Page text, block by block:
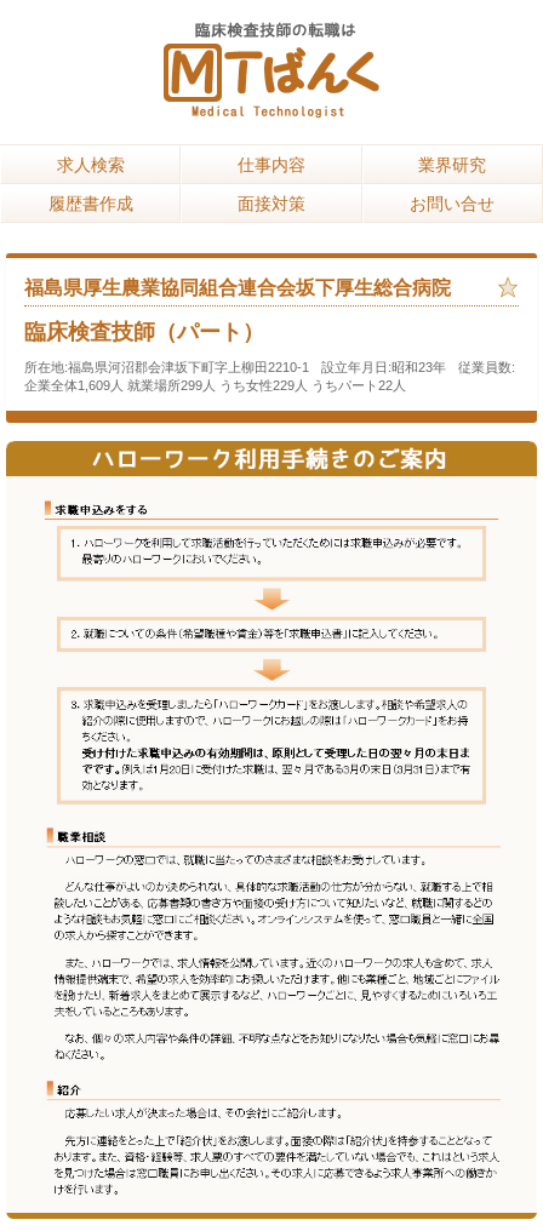
求人検索
求人検索 仕事内容
仕事内容 業界研究
業界研究
履歴書作成
履歴書作成 面接対策
面接対策 お問い合せ
お問い合せ
福島県厚生農業協同組合連合会坂下厚生総合病院
臨床検査技師（パート）
所在地:福島県河沼郡会津坂下町字上柳田2210-1 設立年月日:昭和23年
従業員数:
企業全体1,609人 就業場所299人 うち女性229人 うちパート22人